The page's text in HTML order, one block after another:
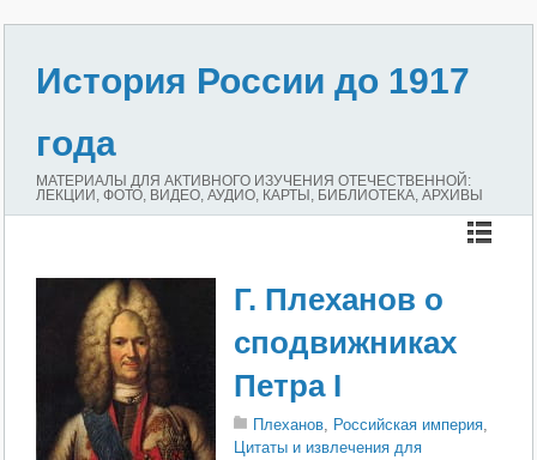
История России до 1917
года
МАТЕРИАЛЫ ДЛЯ АКТИВНОГО ИЗУЧЕНИЯ ОТЕЧЕСТВЕННОЙ:
ЛЕКЦИИ, ФОТО, ВИДЕО, АУДИО, КАРТЫ, БИБЛИОТЕКА, АРХИВЫ
Г. Плеханов о
сподвижниках
Петра I
Плеханов, Российская империя,
Цитаты и извлечения для